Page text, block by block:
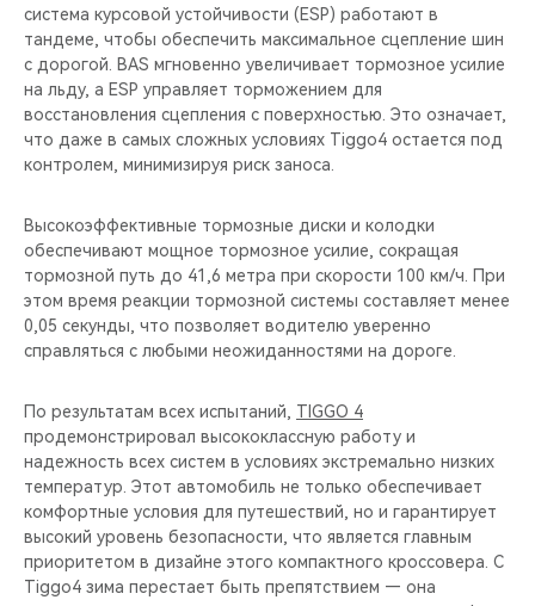
система курсовой устойчивости (ESP) работают в
тандеме, чтобы обеспечить максимальное сцепление шин
с дорогой. BAS мгновенно увеличивает тормозное усилие
на льду, а ESP управляет торможением для
восстановления сцепления с поверхностью. Это означает,
что даже в самых сложных условиях Tiggo4 остается под
контролем, минимизируя риск заноса.
Высокоэффективные тормозные диски и колодки
обеспечивают мощное тормозное усилие, сокращая
тормозной путь до 41,6 метра при скорости 100 км/ч. При
этом время реакции тормозной системы составляет менее
0,05 секунды, что позволяет водителю уверенно
справляться с любыми неожиданностями на дороге.
По результатам всех испытаний, TIGGO 4
продемонстрировал высококлассную работу и
надежность всех систем в условиях экстремально низких
температур. Этот автомобиль не только обеспечивает
комфортные условия для путешествий, но и гарантирует
высокий уровень безопасности, что является главным
приоритетом в дизайне этого компактного кроссовера. С
Tiggo4 зима перестает быть препятствием — она